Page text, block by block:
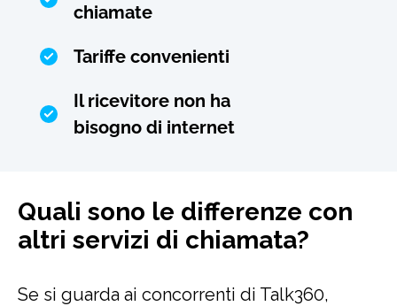
chiamate
Tariffe convenienti
Il ricevitore non ha
bisogno di internet
Quali sono le differenze con
altri servizi di chiamata?
Se si guarda ai concorrenti di Talk360,